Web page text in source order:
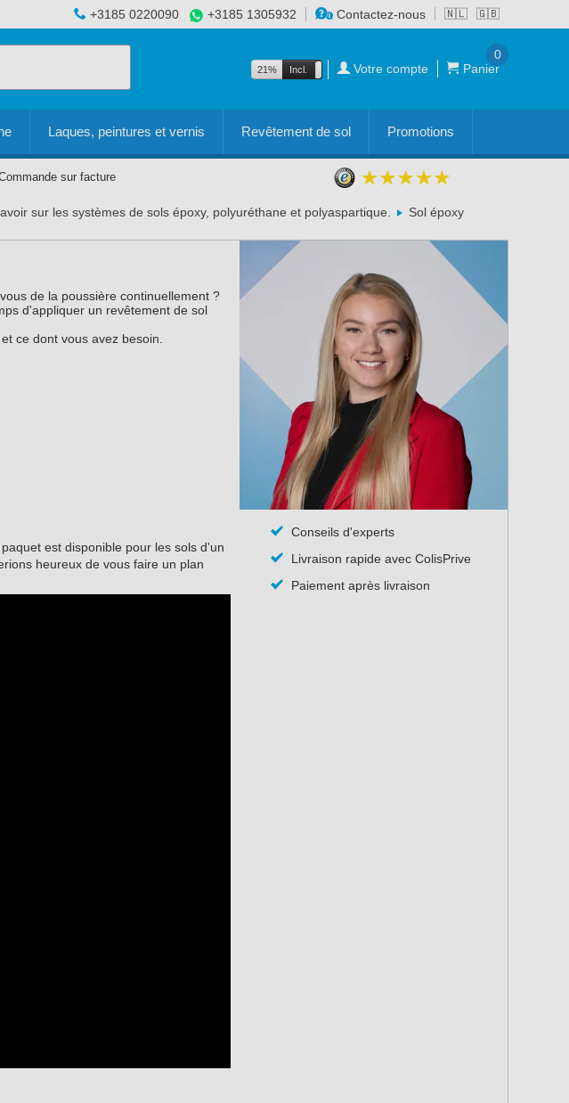
🇳🇱 🇬🇧
+3185 0220090 +3185 1305932 Contactez-nous
21% Incl. Excl. Votre compte Panier
0
Laques, peintures et vernis Revêtement de sol Promotions
sur facture
sur les systèmes de sols époxy, polyuréthane et polyaspartique.
Sol époxy
de la poussière continuellement ?
d'appliquer un revêtement de sol
ce dont vous avez besoin.
paquet est disponible pour les sols d'un
heureux de vous faire un plan
Conseils d'experts
Livraison rapide avec ColisPrive
Paiement après livraison